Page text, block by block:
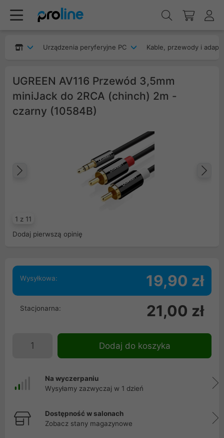
Urządzenia peryferyjne PC Kable, przewody i
UGREEN AV116 Przewód 3,5mm
miniJack do 2RCA (chinch) 2m -
czarny (10584B)
1 z 11
Poprzedni
Dodaj pierwszą opinię
Wysyłkowa: 19,90 zł
Stacjonarna: 21,00 zł
Dodaj do koszyka
Na wyczerpaniu
Wysyłamy zazwyczaj w 1 dzień
Dostępność w salonach
Zobacz stany magazynowe